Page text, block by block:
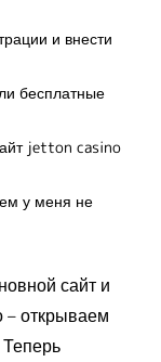
и внести
бесплатные
jetton casino
у меня не
сайт и
– открываем